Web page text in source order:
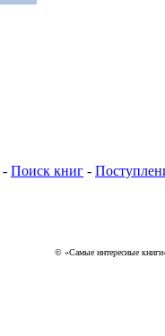
- Поиск книг -
© «Самые интересные